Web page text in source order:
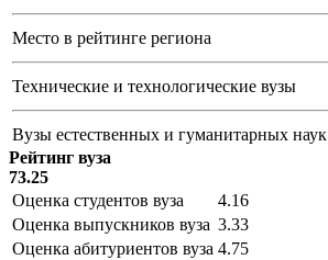
Место в рейтинге региона
Технические и технологические вузы
Вузы естественных и гуманитарных наук
Рейтинг вуза
73.25
Оценка студентов вуза
4.16
Оценка выпускников вуза 3.33
Оценка абитуриентов вуза 4.75